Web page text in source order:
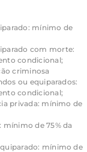
mínimo de
com morte:
condicional;
criminosa
ou equiparados:
condicional;
privada: mínimo de
de 75% da
mínimo de